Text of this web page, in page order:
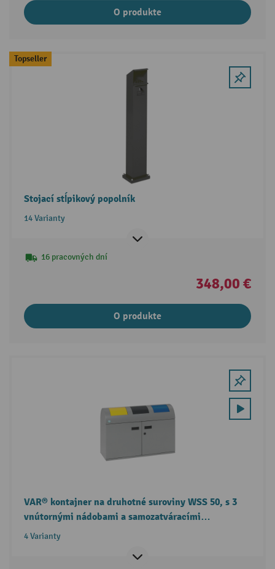
O produkte
Topseller
Stojací stĺpikový popolník
14 Varianty
16 pracovných dní
348,00 €
O produkte
VAR® kontajner na druhotné suroviny WSS 50, s 3
vnútornými nádobami a samozatváracími
vhadzovacími klapkami
4 Varianty